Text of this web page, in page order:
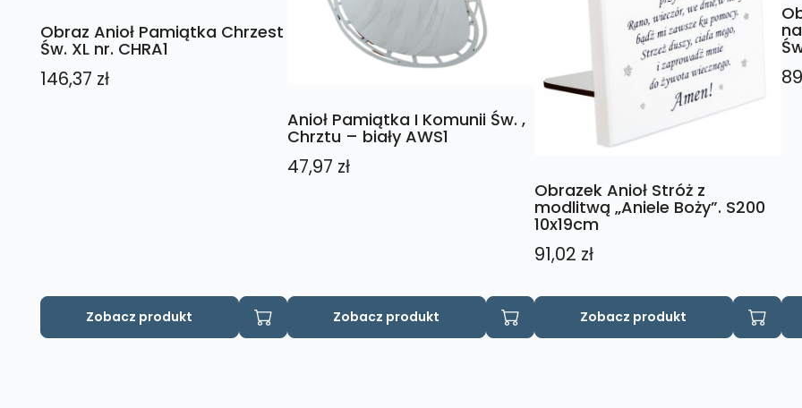
Obraz Anioł Pamiątka Chrzest
Św. XL nr. CHRA1
146,37 zł
Zobacz produkt
Anioł Pamiątka I Komunii Św. ,
Chrztu – biały AWS1
47,97 zł
Zobacz produkt
Obrazek Anioł Stróż z
modlitwą „Aniele Boży”. S200
10x19cm
91,02 zł
Zobacz produkt